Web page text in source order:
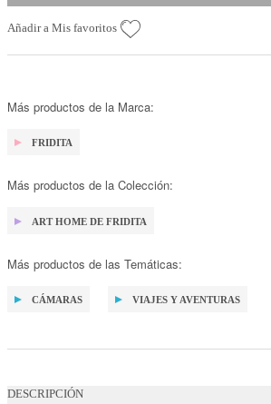
Añadir a Mis favoritos
Más productos de la Marca:
FRIDITA
Más productos de la Colección:
ART HOME DE FRIDITA
Más productos de las Temáticas:
CÁMARAS VIAJES Y AVENTURAS
DESCRIPCIÓN